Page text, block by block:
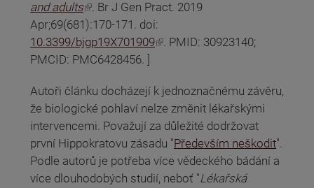
and adults
(odkaz je externí)
. Br J Gen Pract. 2019
Apr;69(681):170-171. doi:
10.3399/bjgp19X701909
(odkaz je externí)
. PMID: 30923140;
PMCID: PMC6428456. ]
Autoři článku docházejí k jednoznačnému závěru,
že biologické pohlaví nelze změnit lékařskými
intervencemi. Považují za důležité dodržovat
první Hippokratovu zásadu "Především neškodit".
Podle autorů je potřeba více vědeckého bádání a
více dlouhodobých studií, neboť "Lékařská